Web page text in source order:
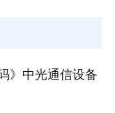
》中光通信设备